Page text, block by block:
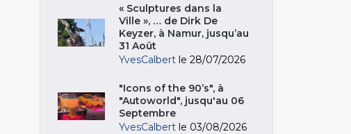
« Sculptures dans la
Ville », … de Dirk De
Keyzer, à Namur, jusqu’au
31 Août
YvesCalbert le 28/07/2026
"Icons of the 90’s", à
"Autoworld", jusqu'au 06
Septembre
YvesCalbert le 03/08/2026